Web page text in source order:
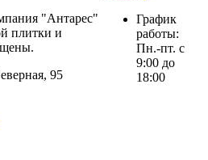
"Антарес"
плитки и
95
График
работы:
Пн.-пт. с
9:00 до
18:00